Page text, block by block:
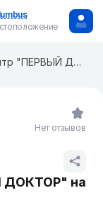
Медицинский центр "ПЕРВЫЙ ДОКТОР" на Северном бульваре
ДОКТОР" на
Нет отзывов